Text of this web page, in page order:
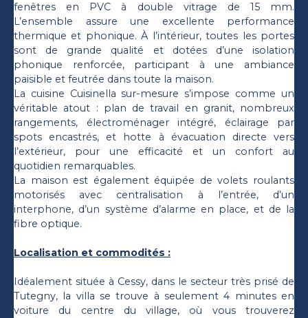
fenêtres en PVC à double vitrage de 15 mm.
L’ensemble assure une excellente performance
thermique et phonique. À l’intérieur, toutes les portes
sont de grande qualité et dotées d’une isolation
phonique renforcée, participant à une ambiance
paisible et feutrée dans toute la maison.
La cuisine Cuisinella sur-mesure s’impose comme un
véritable atout : plan de travail en granit, nombreux
rangements, électroménager intégré, éclairage par
spots encastrés, et hotte à évacuation directe vers
l’extérieur, pour une efficacité et un confort au
quotidien remarquables.
La maison est également équipée de volets roulants
motorisés avec centralisation à l’entrée, d’un
interphone, d’un système d’alarme en place, et de la
fibre optique.
Localisation et commodités :
Idéalement située à Cessy, dans le secteur très prisé de
Tutegny, la villa se trouve à seulement 4 minutes en
voiture du centre du village, où vous trouverez